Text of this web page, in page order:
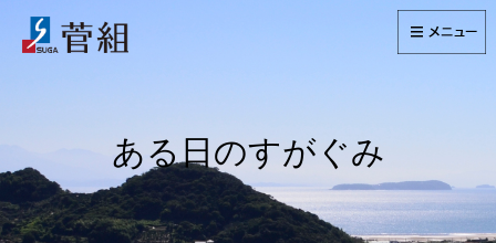
ある日のすがぐみ